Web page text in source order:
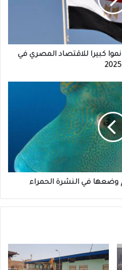
كبيرا للاقتصاد المصري في
2025
وضعها في النشرة الحمراء